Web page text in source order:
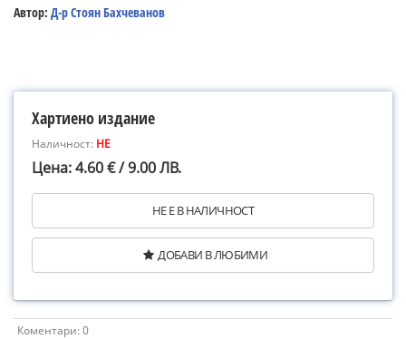
Автор: Д-р Стоян Бахчеванов
Хартиено издание
Наличност: НЕ
Цена: 4.60 € / 9.00 ЛВ.
НЕ Е В НАЛИЧНОСТ
ДОБАВИ В ЛЮБИМИ
Коментари: 0